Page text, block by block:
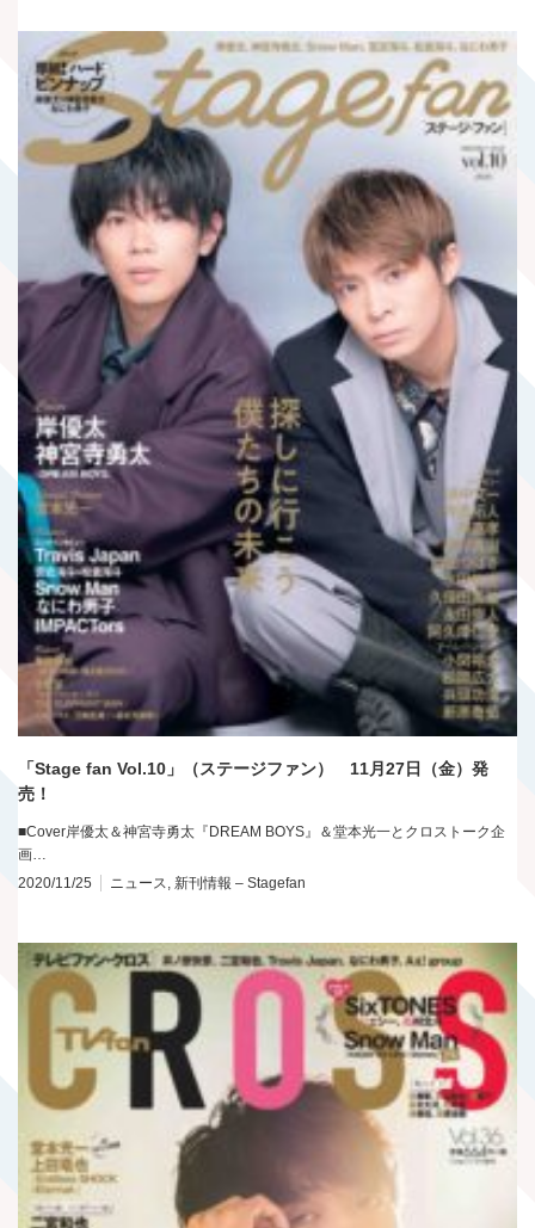
「Stage fan Vol.10」（ステージファン） 11月27日（金）発
売！
■Cover岸優太＆神宮寺勇太『DREAM BOYS』＆堂本光一とクロストーク企
画…
2020/11/25
ニュース 新刊情報 – Stagefan